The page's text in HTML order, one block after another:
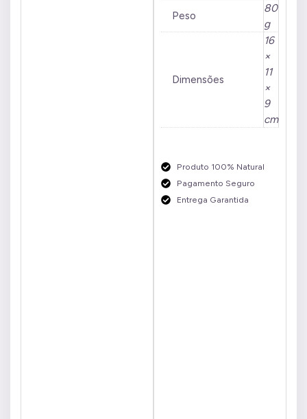
Peso
80
g
Dimensões
16
×
11
×
9
cm
Produto 100% Natural
Pagamento Seguro
Entrega Garantida